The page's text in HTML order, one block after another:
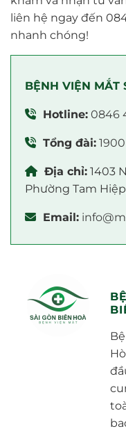
liên hệ ngay đến
nhanh chóng!
BỆNH VIỆN MẮT
Hotline: 0846
Tổng đài:
Địa chỉ: 1403
Phường Tam
Email: